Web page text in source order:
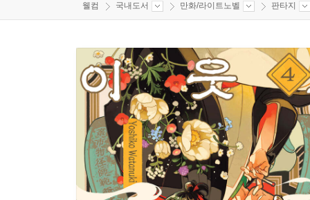
웰컴 국내도서 만화/라이트노벨 판타지